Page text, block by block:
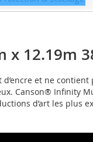
x 12.19m
et ne contient
Canson® Infinity
d’art les plus